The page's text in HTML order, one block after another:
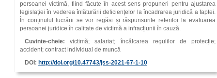
persoanei victimă, fiind făcute în acest sens propuneri pentru ajustarea
legislației în vederea înlăturării deficiențelor la încadrarea juridică a faptei.
În conținutul lucrării se vor regăsi și răspunsurile referitor la evaluarea
persoanei juridice în calitate de victimă a infracțiunii în cauză.
Cuvinte-cheie:victimă; salariat; încălcarea regulilor de protecție;
accident; contract individual de muncă
DOI: http://doi.org/10.47743/jss-2021-67-1-10